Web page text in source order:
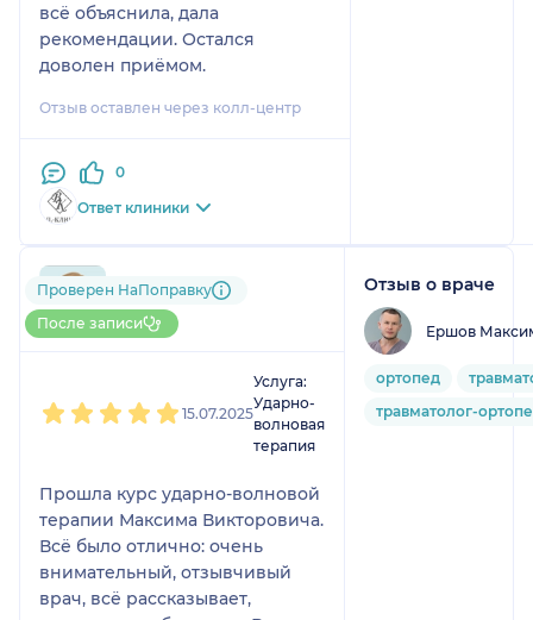
всё объяснила, дала
рекомендации. Остался
доволен приёмом.
Отзыв оставлен через колл-центр
0
Ответ клиники
790....@....ru
1 отзыв
Проверен НаПоправку
После записи
15.07.2025
Услуга:
Ударно-
волновая
терапия
Прошла курс ударно-волновой
терапии Максима Викторовича.
Всё было отлично: очень
внимательный, отзывчивый
врач, всё рассказывает,
Отзыв о враче
Ершов
ортопед
травматолог-